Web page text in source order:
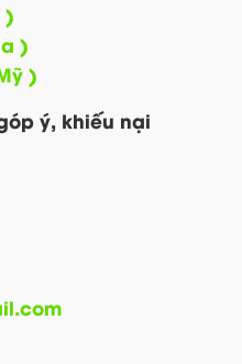
)
)
)
ý, khiếu nại